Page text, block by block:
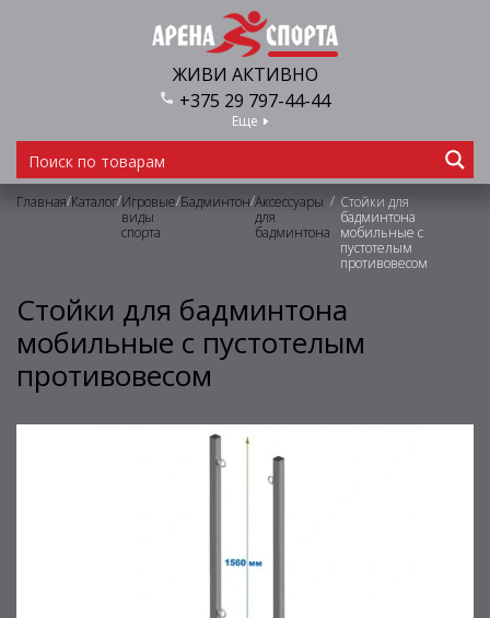
ЖИВИ АКТИВНО
+375 29 797-44-44
Еще
Главная/Каталог/Игровые
виды
спорта
/Бадминтон/Аксессуары
для
бадминтона
/ Стойки для
бадминтона
мобильные с
пустотелым
противовесом
Стойки для бадминтона
мобильные с пустотелым
противовесом